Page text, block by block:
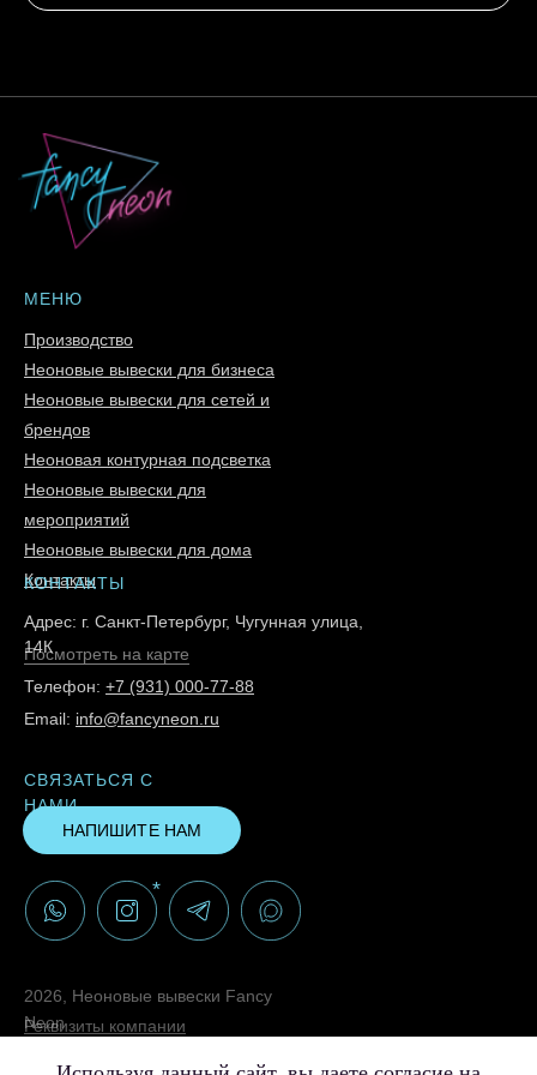
МЕНЮ
Производство
Неоновые вывески для бизнеса
Неоновые вывески для сетей и
брендов
Неоновая контурная подсветка
Неоновые вывески для
мероприятий
Неоновые вывески для дома
Контакты
КОНТАКТЫ
Посмотреть на карте
Адрес: г. Санкт-Петербург, Чугунная улица,
14К
Телефон: +7 (931) 000-77-88
Email: info@fancyneon.ru
Реквизиты компании
2026, Неоновые вывески Fancy
Neon
СВЯЗАТЬСЯ С
НАМИ
НАПИШИТЕ НАМ
*